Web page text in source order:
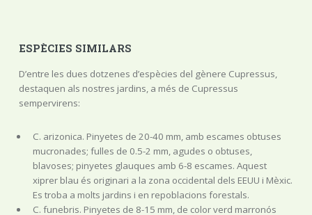
ESPÈCIES SIMILARS
D’entre les dues dotzenes d’espècies del gènere Cupressus,
destaquen als nostres jardins, a més de Cupressus
sempervirens:
C. arizonica. Pinyetes de 20-40 mm, amb escames obtuses
mucronades; fulles de 0.5-2 mm, agudes o obtuses,
blavoses; pinyetes glauques amb 6-8 escames. Aquest
xiprer blau és originari a la zona occidental dels EEUU i Mèxic.
Es troba a molts jardins i en repoblacions forestals.
C. funebris. Pinyetes de 8-15 mm, de color verd marronós